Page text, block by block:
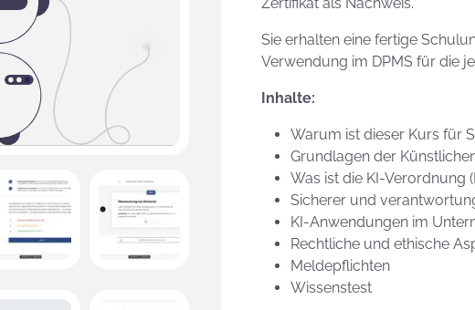
Sie erhalten eine fertige
Verwendung im DPMS für die
Inhalte:
Warum ist dieser Kurs für
Grundlagen der
Was ist die KI-Verordnung
Sicherer und
KI-Anwendungen im
Rechtliche und ethische
Meldepflichten
Wissenstest